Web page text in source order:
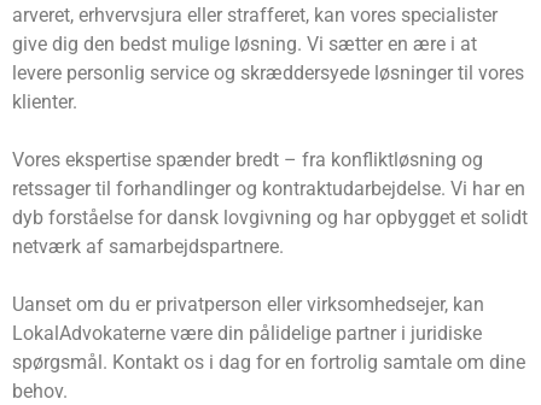
arveret, erhvervsjura eller strafferet, kan vores specialister
give dig den bedst mulige løsning. Vi sætter en ære i at
levere personlig service og skræddersyede løsninger til vores
klienter.
Vores ekspertise spænder bredt – fra konfliktløsning og
retssager til forhandlinger og kontraktudarbejdelse. Vi har en
dyb forståelse for dansk lovgivning og har opbygget et solidt
netværk af samarbejdspartnere.
Uanset om du er privatperson eller virksomhedsejer, kan
LokalAdvokaterne være din pålidelige partner i juridiske
spørgsmål. Kontakt os i dag for en fortrolig samtale om dine
behov.